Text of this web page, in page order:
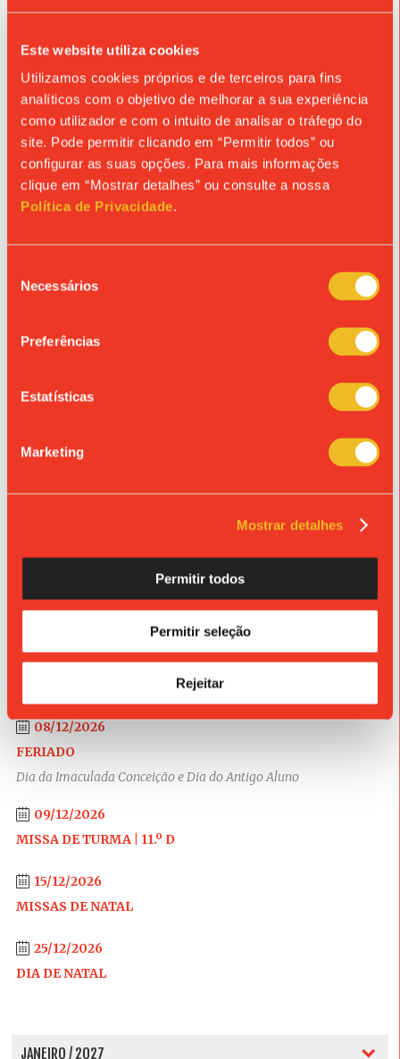
Este website utiliza cookies
Utilizamos cookies próprios e de terceiros para fins
analíticos com o objetivo de melhorar a sua experiência
como utilizador e com o intuito de analisar o tráfego do
site. Pode permitir clicando em “Permitir todos” ou
configurar as suas opções. Para mais informações
clique em “Mostrar detalhes” ou consulte a nossa
Política de Privacidade.
Necessários
Preferências
Estatísticas
Marketing
Mostrar detalhes
Permitir todos
Permitir seleção
Rejeitar
18/11/2026
19/11/2026
DIA DE REFLEXÃO | 7.º D
24/11/2026
DIA DE REFLEXÃO | 5.º D
25/11/2026
26/11/2026
28/11/2026
28 e 29 de novembro
Restauração da Independência
03/12/2026
DIA DE REFLEXÃO | 10.º D
08/12/2026
FERIADO
Dia da Imaculada Conceição e Dia do Antigo Aluno
09/12/2026
MISSA DE TURMA | 11.º D
15/12/2026
MISSAS DE NATAL
25/12/2026
DIA DE NATAL
JANEIRO / 2027